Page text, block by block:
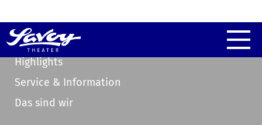
Highlights
Service & Information
Das sind wir